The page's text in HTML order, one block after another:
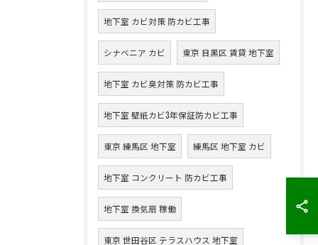
地下室 カビ対策 防カビ工事
シナベニア カビ 東京 目黒区 賃貸 地下室
地下室 カビ臭対策 防カビ工事
地下室 壁紙カビ3年保証防カビ工事
東京 練馬区 地下室 練馬区 地下室 カビ
地下室 コンクリート 防カビ工事
地下室 換気扇 稼働
東京 世田谷区 テラスハウス 地下室